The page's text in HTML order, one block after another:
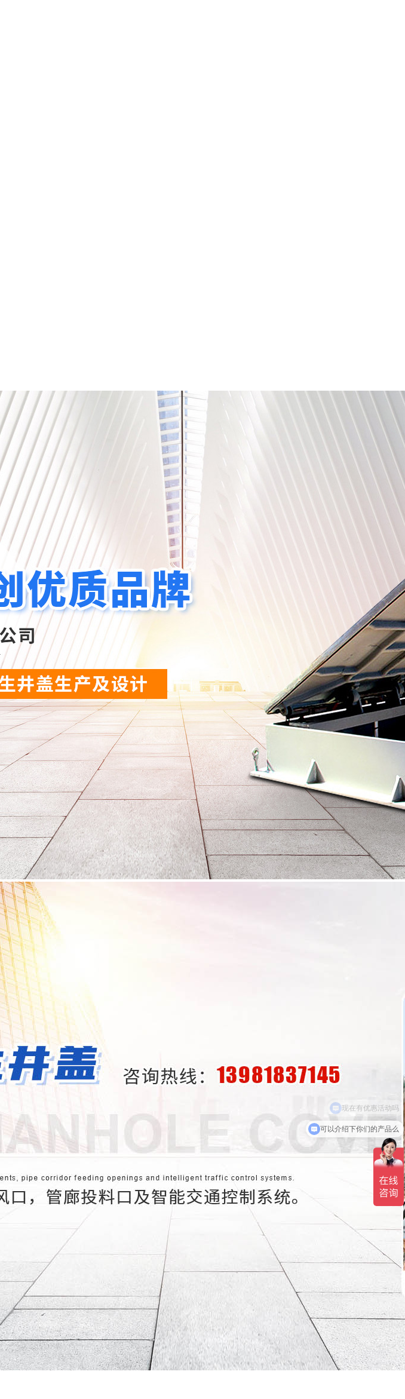
可以介绍下你们的产品么